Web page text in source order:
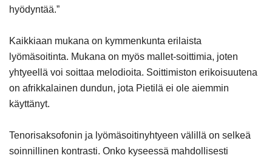
hyödyntää.”
Kaikkiaan mukana on kymmenkunta erilaista
lyömäsoitinta. Mukana on myös mallet-soittimia, joten
yhtyeellä voi soittaa melodioita. Soittimiston erikoisuutena
on afrikkalainen dundun, jota Pietilä ei ole aiemmin
käyttänyt.
Tenorisaksofonin ja lyömäsoitinyhtyeen välillä on selkeä
soinnillinen kontrasti. Onko kyseessä mahdollisesti